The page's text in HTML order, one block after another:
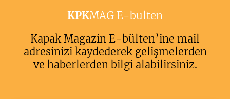
KPKMAG E-bulten
Kapak Magazin E-bülten’ine mail
adresinizi kaydederek gelişmelerden
ve haberlerden bilgi alabilirsiniz.